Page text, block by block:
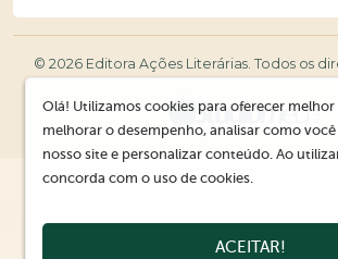
© 2026 Editora Ações Literárias. Todos os
Olá! Utilizamos cookies para oferecer melhor
melhorar o desempenho, analisar como
nosso site e personalizar conteúdo. Ao
concorda com o uso de cookies.
ACEITAR!